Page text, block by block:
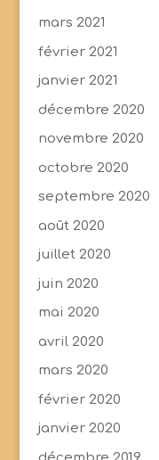
mars 2021
février 2021
janvier 2021
décembre 2020
novembre 2020
octobre 2020
septembre 2020
août 2020
juillet 2020
juin 2020
mai 2020
avril 2020
mars 2020
février 2020
janvier 2020